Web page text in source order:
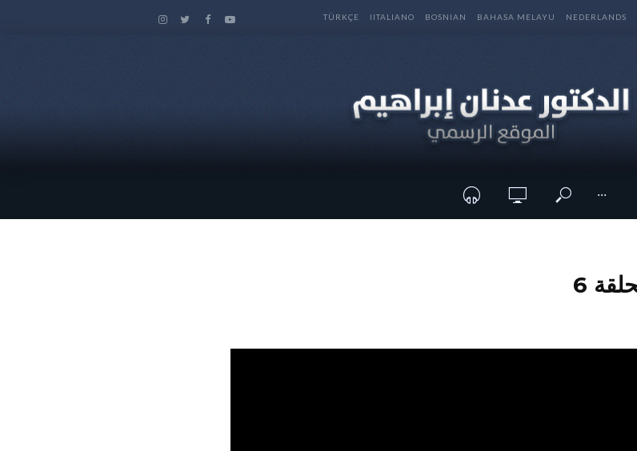
NEDERLANDS
BAHASA MELAYU
BOSNIAN
IITALIANO
TÜRKÇE
···